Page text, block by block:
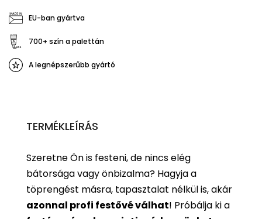
EU-ban gyártva
700+ szín a palettán
A legnépszerűbb gyártó
TERMÉKLEÍRÁS
Szeretne Ön is festeni, de nincs elég
bátorsága vagy önbizalma? Hagyja a
töprengést másra, tapasztalat nélkül is, akár
azonnal profi festővé válhat! Próbálja ki a